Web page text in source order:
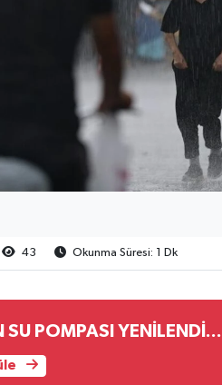
43 Okunma Süresi: 1 Dk
POMPASI YENİLENDİ...